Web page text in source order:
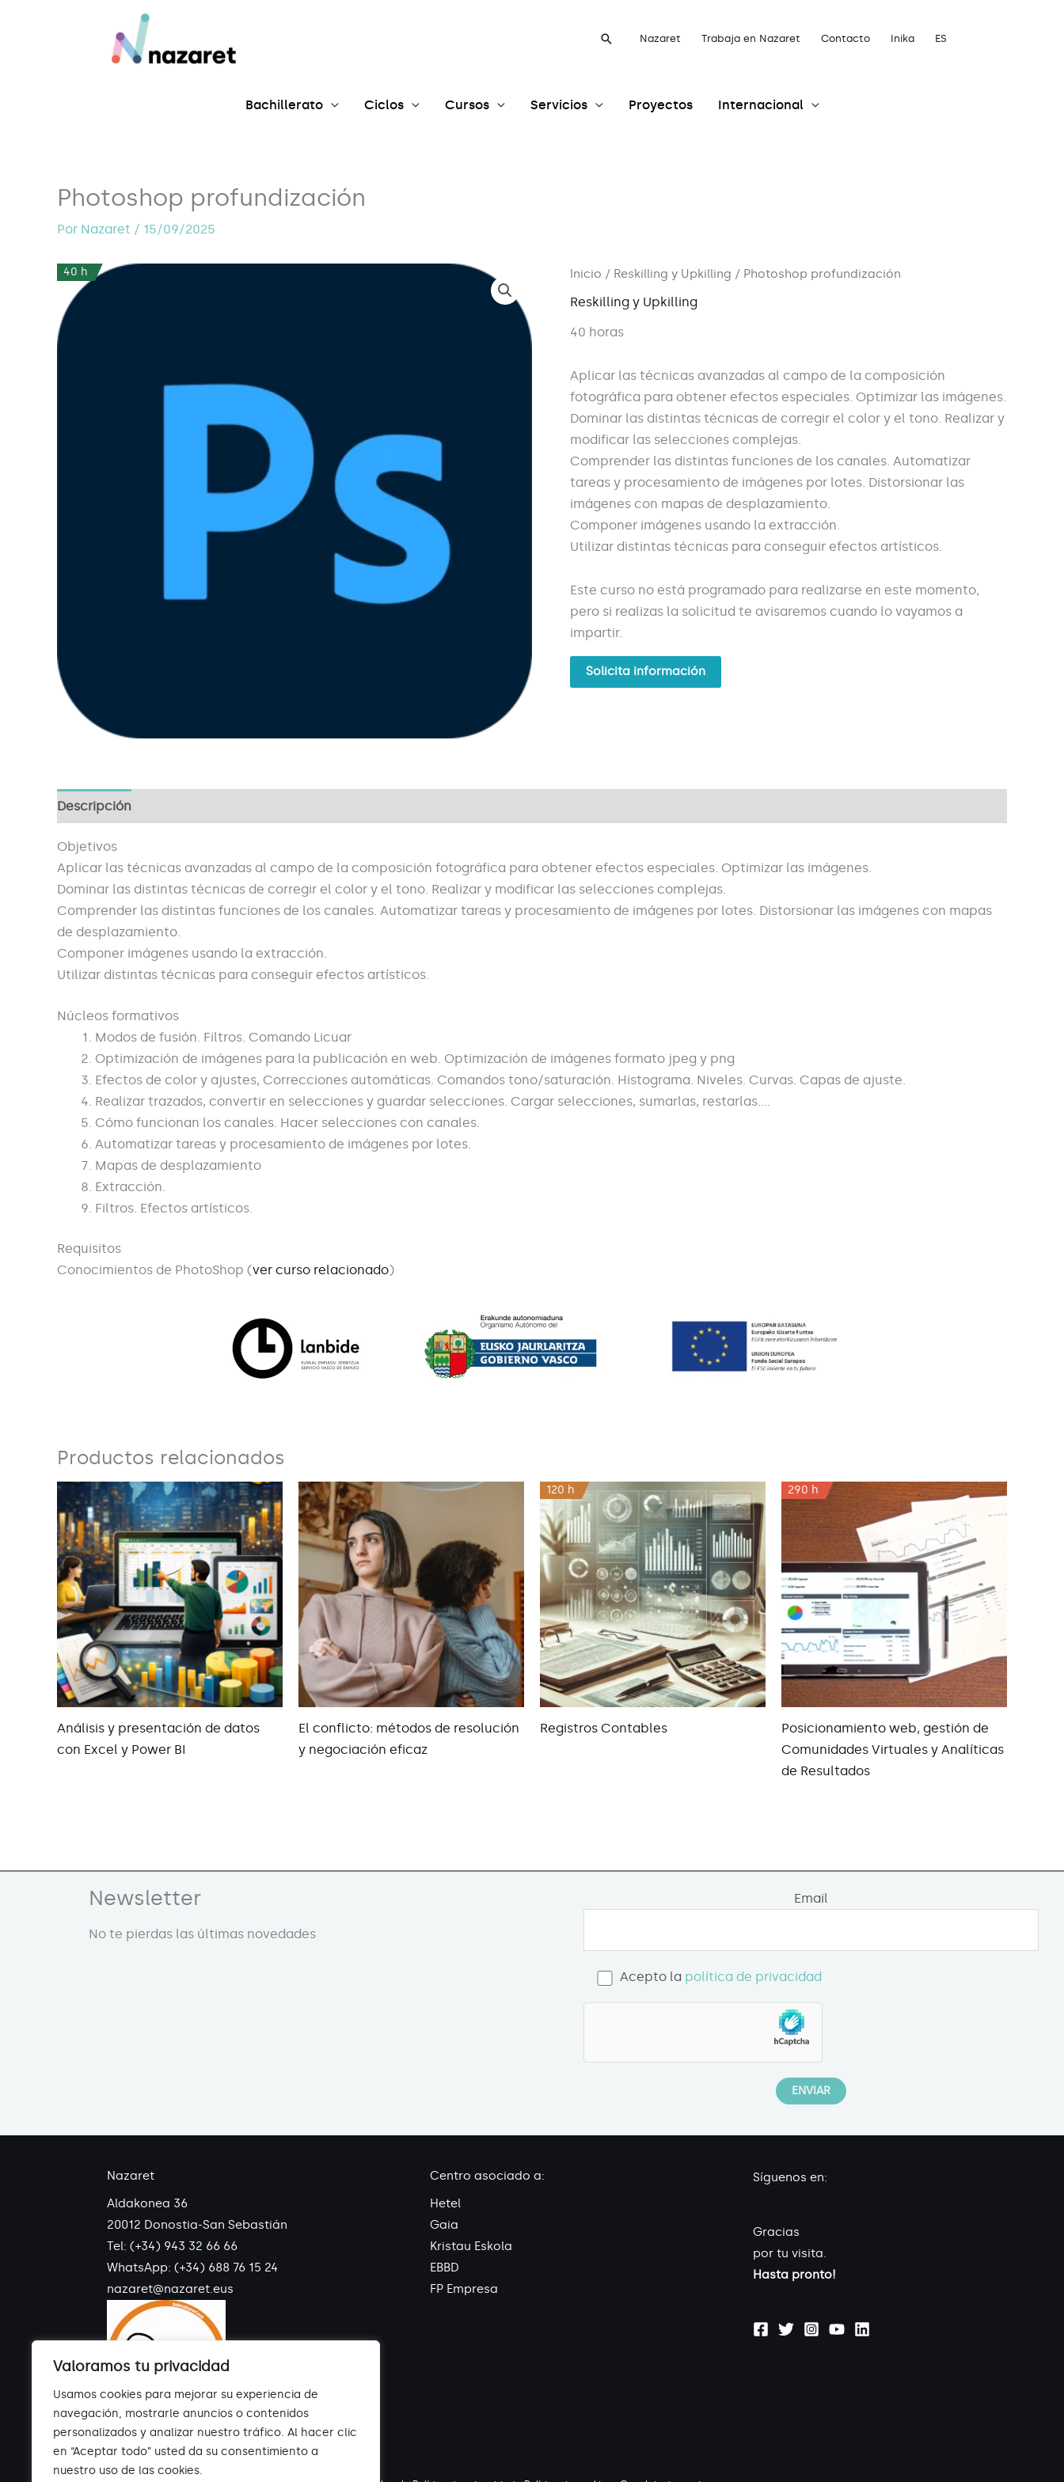
Valoramos tu privacidad
Usamos cookies para mejorar su experiencia de
navegación, mostrarle anuncios o contenidos
personalizados y analizar nuestro tráfico. Al hacer clic
en “Aceptar todo” usted da su consentimiento a
nuestro uso de las cookies.
BuscarNazaret Trabaja en Nazaret Contacto Inika ES
Bachillerato Ciclos Cursos Servicios Proyectos Internacional
Photoshop profundización
Por Nazaret / 15/09/2025
40 h Inicio / Reskilling y Upkilling / Photoshop profundización
Reskilling y Upkilling
40 horas
Aplicar las técnicas avanzadas al campo de la composición
fotográfica para obtener efectos especiales. Optimizar las imágenes.
Dominar las distintas técnicas de corregir el color y el tono. Realizar y
modificar las selecciones complejas.
Comprender las distintas funciones de los canales. Automatizar
tareas y procesamiento de imágenes por lotes. Distorsionar las
imágenes con mapas de desplazamiento.
Componer imágenes usando la extracción.
Utilizar distintas técnicas para conseguir efectos artísticos.
Este curso no está programado para realizarse en este momento,
pero si realizas la solicitud te avisaremos cuando lo vayamos a
impartir.
Solicita información
Descripción
Objetivos
Aplicar las técnicas avanzadas al campo de la composición fotográfica para obtener efectos especiales. Optimizar las imágenes.
Dominar las distintas técnicas de corregir el color y el tono. Realizar y modificar las selecciones complejas.
Comprender las distintas funciones de los canales. Automatizar tareas y procesamiento de imágenes por lotes. Distorsionar las imágenes con mapas
de desplazamiento.
Componer imágenes usando la extracción.
Utilizar distintas técnicas para conseguir efectos artísticos.
Núcleos formativos
Modos de fusión. Filtros. Comando Licuar
Optimización de imágenes para la publicación en web. Optimización de imágenes formato jpeg y png
Efectos de color y ajustes, Correcciones automáticas. Comandos tono/saturación. Histograma. Niveles. Curvas. Capas de ajuste.
Realizar trazados, convertir en selecciones y guardar selecciones. Cargar selecciones, sumarlas, restarlas….
Cómo funcionan los canales. Hacer selecciones con canales.
Automatizar tareas y procesamiento de imágenes por lotes.
Mapas de desplazamiento
Extracción.
Filtros. Efectos artísticos.
Requisitos
Conocimientos de PhotoShop (ver curso relacionado)
Productos relacionados
Análisis y presentación de datos
con Excel y Power BI
El conflicto: métodos de resolución
y negociación eficaz
120 h
Registros Contables
290 h
Posicionamiento web, gestión de
Comunidades Virtuales y Analíticas
de Resultados
Newsletter
No te pierdas las últimas novedades
Email
Acepto la política de privacidad
Nazaret
Aldakonea 36
20012 Donostia-San Sebastián
Tel: (+34) 943 32 66 66
WhatsApp: (+34) 688 76 15 24
nazaret@nazaret.eus
Centro asociado a:
Hetel
Gaia
Kristau Eskola
EBBD
FP Empresa
Síguenos en:
Gracias
por tu visita.
Hasta pronto!